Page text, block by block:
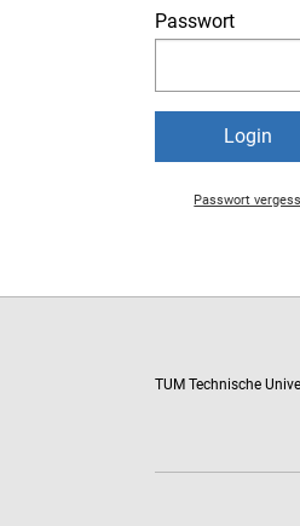
Passwort
Passwort
TUM Technische